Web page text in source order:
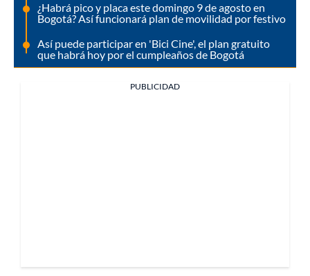
¿Habrá pico y placa este domingo 9 de agosto en
Bogotá? Así funcionará plan de movilidad por festivo
Así puede participar en 'Bici Cine', el plan gratuito
que habrá hoy por el cumpleaños de Bogotá
PUBLICIDAD